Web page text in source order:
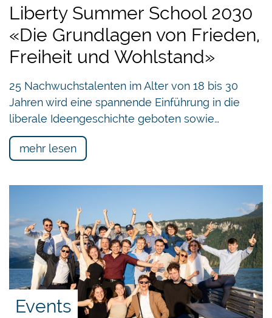
Suzette Sandoz
, erste Ordentliche
Professorin der Universität
Lausanne sowie alt Nationalrätin
des Kantons Waadt, für ihren
liberale Sache im etatistischen Meinungsklima —
mit anschliessender Rede der Preisträgerin
beseitigt?»
Laudatio:
Michael Esfeld, Professor für
Wissenschaftsphilosophie an der
Universität Lausanne und
Stiftungsrat des Liberalen Instituts.
Liberty Summer School 2030
«Die Grundlagen von Frieden,
Freiheit und Wohlstand»
25 Nachwuchstalenten im Alter von 18 bis 30
Jahren wird eine spannende Einführung in die
liberale Ideengeschichte geboten sowie…
mehr lesen
Events